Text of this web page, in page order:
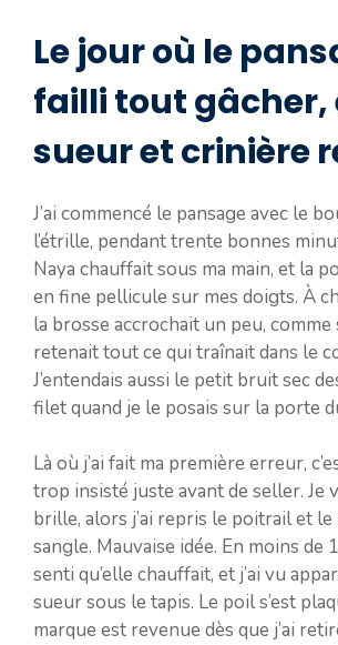
Le jour où le
failli tout gâcher,
sueur et crinière
J’ai commencé le pansage avec le
l’étrille, pendant trente bonnes
Naya chauffait sous ma main, et la
en fine pellicule sur mes doigts. À
la brosse accrochait un peu,
retenait tout ce qui traînait dans le
J’entendais aussi le petit bruit sec
filet quand je le posais sur la porte
Là où j’ai fait ma première erreur,
trop insisté juste avant de seller. Je
brille, alors j’ai repris le poitrail et le
sangle. Mauvaise idée. En moins de
senti qu’elle chauffait, et j’ai vu
sueur sous le tapis. Le poil s’est
marque est revenue dès que j’ai